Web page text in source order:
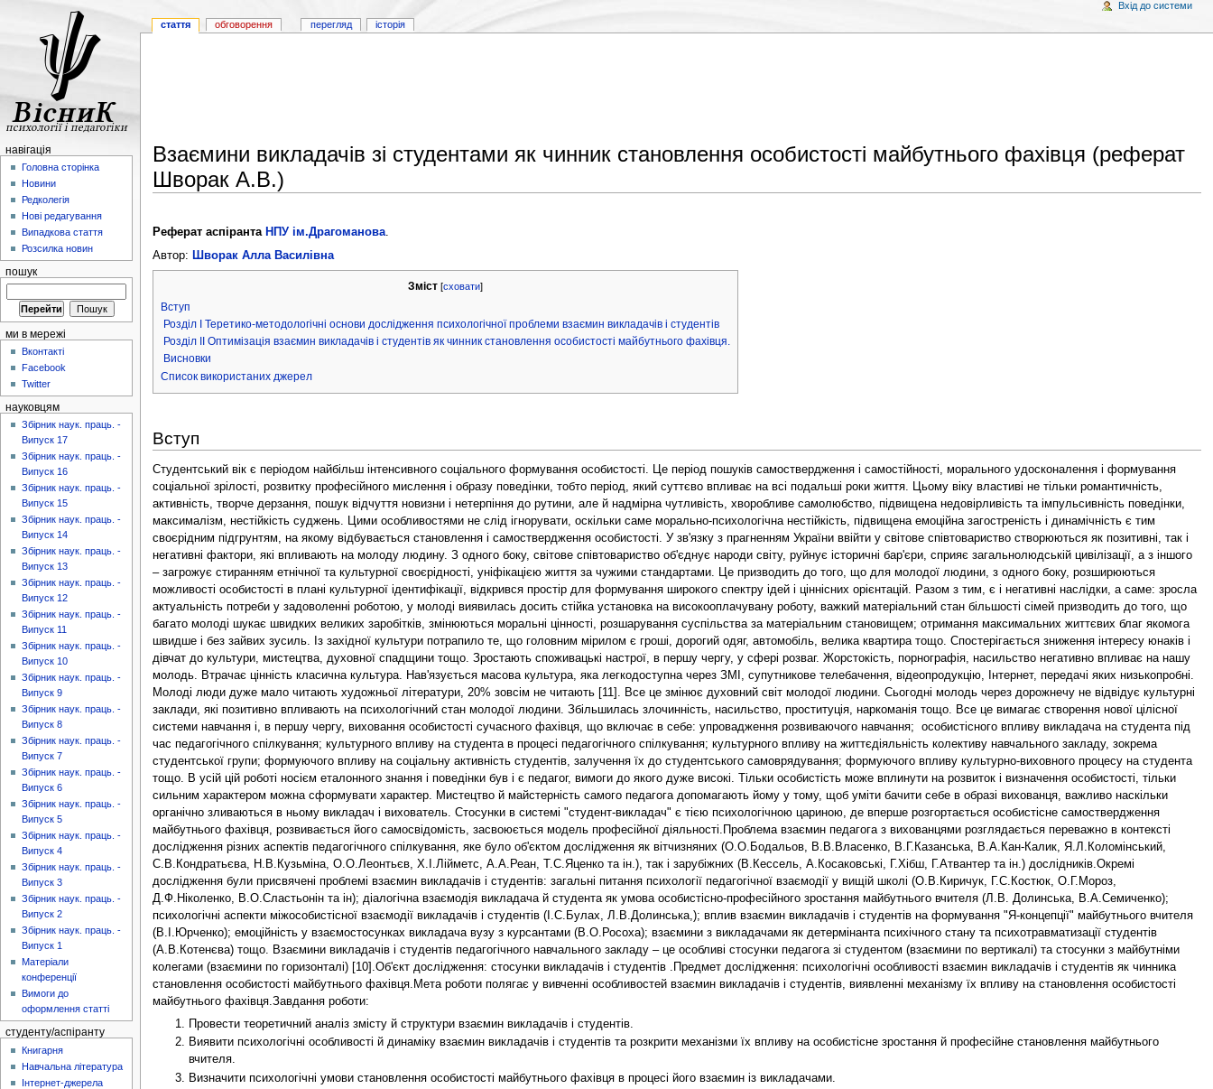
Взаємини викладачів зі студентами як чинник становлення особистості майбутнього фахівця (реферат
Шворак А.В.)
Реферат аспіранта НПУ ім.Драгоманова.
Автор: Шворак Алла Василівна
Зміст [сховати]
Вступ
Розділ І Теретико-методологічні основи дослідження психологічної проблеми взаємин викладачів і студентів
Розділ ІІ Оптимізація взаємин викладачів і студентів як чинник становлення особистості майбутнього фахівця.
Висновки
Список використаних джерел
Вступ
Студентський вік є періодом найбільш інтенсивного соціального формування особистості. Це період пошуків самоствердження і самостійності, морального удосконалення і формування
соціальної зрілості, розвитку професійного мислення і образу поведінки, тобто період, який суттєво впливає на всі подальші роки життя. Цьому віку властиві не тільки романтичність,
активність, творче дерзання, пошук відчуття новизни і нетерпіння до рутини, але й надмірна чутливість, хворобливе самолюбство, підвищена недовірливість та імпульсивність поведінки,
максималізм, нестійкість суджень. Цими особливостями не слід ігнорувати, оскільки саме морально-психологічна нестійкість, підвищена емоційна загостреність і динамічність є тим
своєрідним підгрунтям, на якому відбувається становлення і самоствердження особистості. У зв'язку з прагненням України ввійти у світове співтовариство створюються як позитивні, так і
негативні фактори, які впливають на молоду людину. З одного боку, світове співтовариство об'єднує народи світу, руйнує історичні бар'єри, сприяє загальнолюдській цивілізації, а з іншого
– загрожує стиранням етнічної та культурної своєрідності, уніфікацією життя за чужими стандартами. Це призводить до того, що для молодої людини, з одного боку, розширюються
можливості особистості в плані культурної ідентифікації, відкрився простір для формування широкого спектру ідей і ціннісних орієнтацій. Разом з тим, є і негативні наслідки, а саме: зросла
актуальність потреби у задоволенні роботою, у молоді виявилась досить стійка установка на високооплачувану роботу, важкий матеріальний стан більшості сімей призводить до того, що
багато молоді шукає швидких великих заробітків, змінюються моральні цінності, розшарування суспільства за матеріальним становищем; отримання максимальних життєвих благ якомога
швидше і без зайвих зусиль. Із західної культури потрапило те, що головним мірилом є гроші, дорогий одяг, автомобіль, велика квартира тощо. Спостерігається зниження інтересу юнаків і
дівчат до культури, мистецтва, духовної спадщини тощо. Зростають споживацькі настрої, в першу чергу, у сфері розваг. Жорстокість, порнографія, насильство негативно впливає на нашу
молодь. Втрачає цінність класична культура. Нав'язується масова культура, яка легкодоступна через ЗМІ, супутникове телебачення, відеопродукцію, Інтернет, передачі яких низькопробні.
Молоді люди дуже мало читають художньої літератури, 20% зовсім не читають [11]. Все це змінює духовний світ молодої людини. Сьогодні молодь через дорожнечу не відвідує культурні
заклади, які позитивно впливають на психологічний стан молодої людини. Збільшилась злочинність, насильство, проституція, наркоманія тощо. Все це вимагає створення нової цілісної
системи навчання і, в першу чергу, виховання особистості сучасного фахівця, що включає в себе: упровадження розвиваючого навчання; особистісного впливу викладача на студента під
час педагогічного спілкування; культурного впливу на студента в процесі педагогічного спілкування; культурного впливу на життєдіяльність колективу навчального закладу, зокрема
студентської групи; формуючого впливу на соціальну активність студентів, залучення їх до студентського самоврядування; формуючого впливу культурно-виховного процесу на студента
тощо. В усій цій роботі носієм еталонного знання і поведінки був і є педагог, вимоги до якого дуже високі. Тільки особистість може вплинути на розвиток і визначення особистості, тільки
сильним характером можна сформувати характер. Мистецтво й майстерність самого педагога допомагають йому у тому, щоб уміти бачити себе в образі вихованця, важливо наскільки
органічно зливаються в ньому викладач і вихователь. Стосунки в системі "студент-викладач" є тією психологічною цариною, де вперше розгортається особистісне самоствердження
майбутнього фахівця, розвивається його самосвідомість, засвоюється модель професійної діяльності.Проблема взаємин педагога з вихованцями розглядається переважно в контексті
дослідження різних аспектів педагогічного спілкування, яке було об'єктом дослідження як вітчизняних (О.О.Бодальов, В.В.Власенко, В.Г.Казанська, В.А.Кан-Калик, Я.Л.Коломінський,
С.В.Кондратьєва, Н.В.Кузьміна, О.О.Леонтьєв, Х.І.Лійметс, А.А.Реан, Т.С.Яценко та ін.), так і зарубіжних (В.Кессель, А.Косаковські, Г.Хібш, Г.Атвантер та ін.) дослідників.Окремі
дослідження були присвячені проблемі взаємин викладачів і студентів: загальні питання психології педагогічної взаємодії у вищій школі (О.В.Киричук, Г.С.Костюк, О.Г.Мороз,
Д.Ф.Ніколенко, В.О.Сластьонін та ін); діалогічна взаємодія викладача й студента як умова особистісно-професійного зростання майбутнього вчителя (Л.В. Долинська, В.А.Семиченко);
психологічні аспекти міжособистісної взаємодії викладачів і студентів (І.С.Булах, Л.В.Долинська,); вплив взаємин викладачів і студентів на формування "Я-концепції" майбутнього вчителя
(В.І.Юрченко); емоційність у взаємостосунках викладача вузу з курсантами (В.О.Росоха); взаємини з викладачами як детермінанта психічного стану та психотравматизації студентів
(А.В.Котенєва) тощо. Взаємини викладачів і студентів педагогічного навчального закладу – це особливі стосунки педагога зі студентом (взаємини по вертикалі) та стосунки з майбутніми
колегами (взаємини по горизонталі) [10].Об'єкт дослідження: стосунки викладачів і студентів .Предмет дослідження: психологічні особливості взаємин викладачів і студентів як чинника
становлення особистості майбутнього фахівця.Мета роботи полягає у вивченні особливостей взаємин викладачів і студентів, виявленні механізму їх впливу на становлення особистості
майбутнього фахівця.Завдання роботи:
Провести теоретичний аналіз змісту й структури взаємин викладачів і студентів.
Виявити психологічні особливості й динаміку взаємин викладачів і студентів та розкрити механізми їх впливу на особистісне зростання й професійне становлення майбутнього
вчителя.
Визначити психологічні умови становлення особистості майбутнього фахівця в процесі його взаємин із викладачами.
стаття обговорення перегляд історія
Вхід до системи
навігація
Головна сторінка
Новини
Редколегія
Нові редагування
Випадкова стаття
Розсилка новин
пошук
ми в мережі
Вконтакті
Facebook
Twitter
науковцям
Збірник наук. праць. -
Випуск 17
Збірник наук. праць. -
Випуск 16
Збірник наук. праць. -
Випуск 15
Збірник наук. праць. -
Випуск 14
Збірник наук. праць. -
Випуск 13
Збірник наук. праць. -
Випуск 12
Збірник наук. праць. -
Випуск 11
Збірник наук. праць. -
Випуск 10
Збірник наук. праць. -
Випуск 9
Збірник наук. праць. -
Випуск 8
Збірник наук. праць. -
Випуск 7
Збірник наук. праць. -
Випуск 6
Збірник наук. праць. -
Випуск 5
Збірник наук. праць. -
Випуск 4
Збірник наук. праць. -
Випуск 3
Збірник наук. праць. -
Випуск 2
Збірник наук. праць. -
Випуск 1
Матеріали
конференції
Вимоги до
оформлення статті
студенту/аспіранту
Книгарня
Навчальна література
Інтернет-джерела